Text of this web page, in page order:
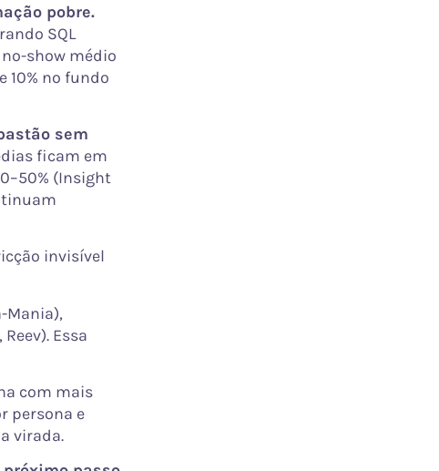
pobre.
SQL
show médio
10% no fundo
sem
ficam em
(Insight
invisível
Mania),
Essa
com mais
persona e
virada.